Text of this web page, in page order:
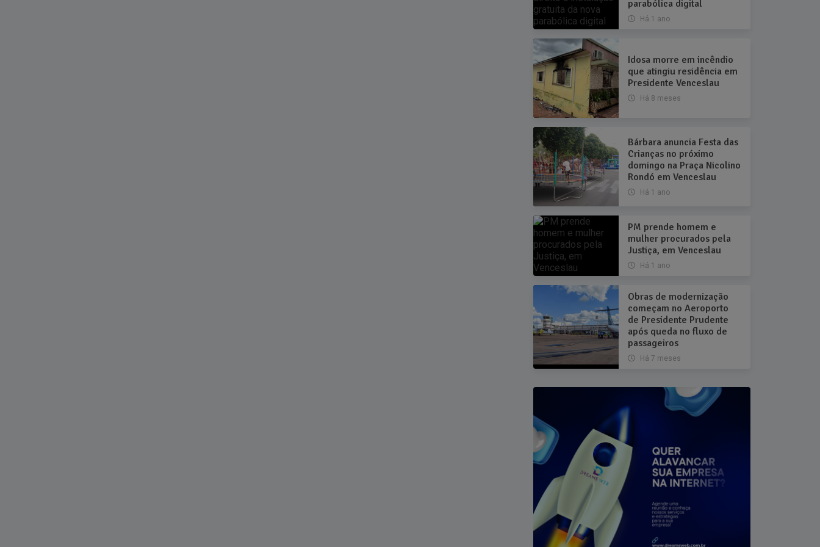
parabólica digital
Há 1 ano
Idosa morre em incêndio
que atingiu residência em
Presidente Venceslau
Há 8 meses
Bárbara anuncia Festa das
Crianças no próximo
domingo na Praça Nicolino
Rondó em Venceslau
Há 1 ano
PM prende homem e
mulher procurados pela
Justiça, em Venceslau
Há 1 ano
Obras de modernização
começam no Aeroporto
de Presidente Prudente
após queda no fluxo de
passageiros
Há 7 meses